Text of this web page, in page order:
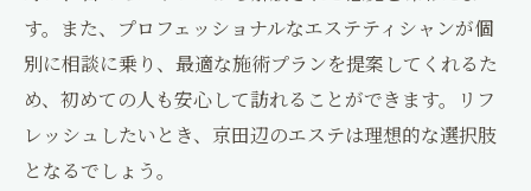
す。また、プロフェッショナルなエステティシャンが個
別に相談に乗り、最適な施術プランを提案してくれるた
め、初めての人も安心して訪れることができます。リフ
レッシュしたいとき、京田辺のエステは理想的な選択肢
となるでしょう。